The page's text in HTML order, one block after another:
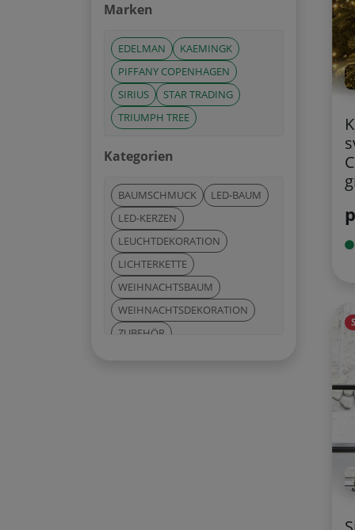
Marken
EDELMAN
KAEMINGK
PIFFANY COPENHAGEN
SIRIUS
STAR TRADING
TRIUMPH TREE
Kategorien
BAUMSCHMUCK
LED-BAUM
LED-KERZEN
LEUCHTDEKORATION
LICHTERKETTE
WEIHNACHTSBAUM
WEIHNACHTSDEKORATION
ZUBEHÖR